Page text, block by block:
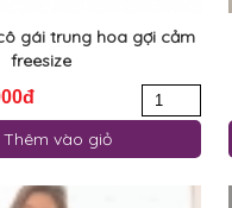
gái trung hoa gợi cảm
freesize
Thêm vào giỏ